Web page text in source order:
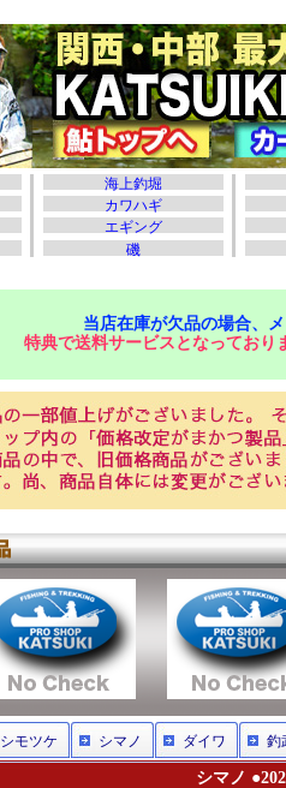
当店在庫が欠品の場合、
特典で送料サービスとなっており
シモツケ シマノ ダイワ 釣
シマノ